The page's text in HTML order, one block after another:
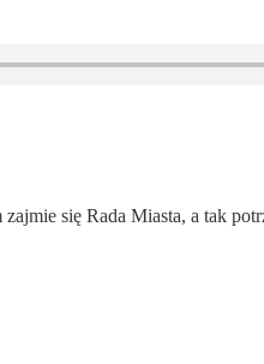
się Rada Miasta, a tak